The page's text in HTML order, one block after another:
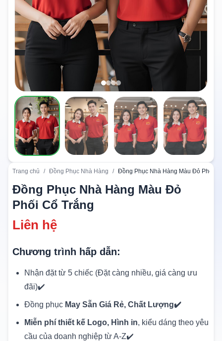
Trang chủ / Đồng Phục Nhà Hàng / Đồng Phục Nhà Hàng Màu Đỏ Phối
Đồng Phục Nhà Hàng Màu Đỏ
Phối Cổ Trắng
Liên hệ
Chương trình hấp dẫn:
Nhận đặt từ 5 chiếc (Đặt càng nhiều, giá càng ưu
đãi)✔️
Đồng phục May Sẵn Giá Rẻ, Chất Lượng✔️
Miễn phí thiết kế Logo, Hình in, kiểu dáng theo yêu
cầu của doanh nghiệp từ A-Z✔️